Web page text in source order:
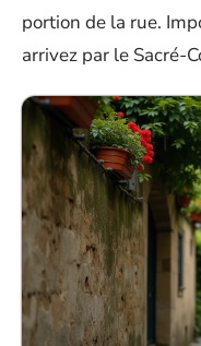
portion de la rue.
arrivez par le Sacré-